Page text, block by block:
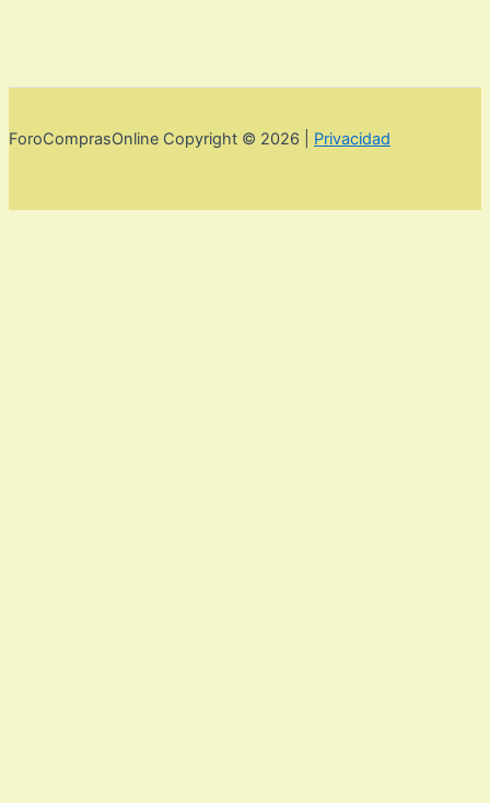
ForoComprasOnline Copyright © 2026 | Privacidad